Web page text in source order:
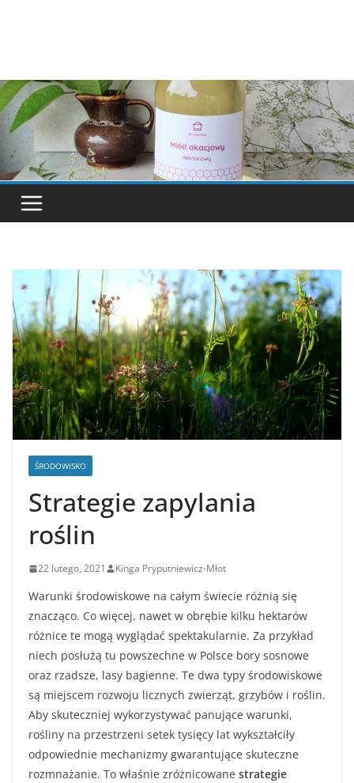
ŚRODOWISKO
Strategie zapylania
roślin
22 lutego, 2021 Kinga Pryputniewicz-Młot
Warunki środowiskowe na całym świecie różnią się
znacząco. Co więcej, nawet w obrębie kilku hektarów
różnice te mogą wyglądać spektakularnie. Za przykład
niech posłużą tu powszechne w Polsce bory sosnowe
oraz rzadsze, lasy bagienne. Te dwa typy środowiskowe
są miejscem rozwoju licznych zwierząt, grzybów i roślin.
Aby skuteczniej wykorzystywać panujące warunki,
rośliny na przestrzeni setek tysięcy lat wykształciły
odpowiednie mechanizmy gwarantujące skuteczne
rozmnażanie. To właśnie zróżnicowane strategie